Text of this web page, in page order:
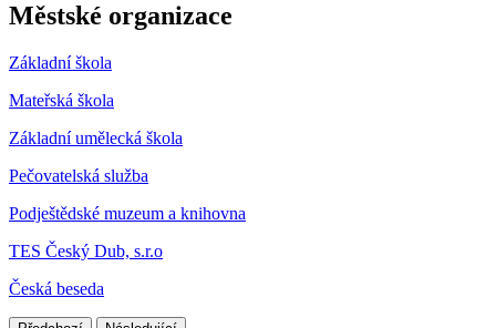
Městské organizace
Základní škola
Mateřská škola
Základní umělecká škola
Pečovatelská služba
Podještědské muzeum a knihovna
TES Český Dub, s.r.o
Česká beseda